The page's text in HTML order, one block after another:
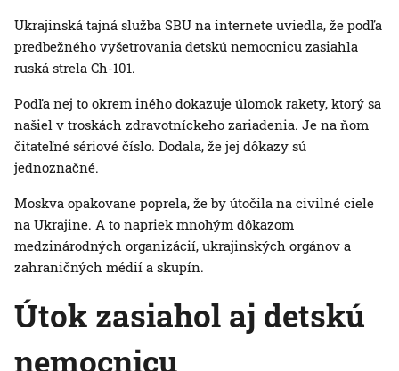
Ukrajinská tajná služba SBU na internete uviedla, že podľa
predbežného vyšetrovania detskú nemocnicu zasiahla
ruská strela Ch-101.
Podľa nej to okrem iného dokazuje úlomok rakety, ktorý sa
našiel v troskách zdravotníckeho zariadenia. Je na ňom
čitateľné sériové číslo. Dodala, že jej dôkazy sú
jednoznačné.
Moskva opakovane poprela, že by útočila na civilné ciele
na Ukrajine. A to napriek mnohým dôkazom
medzinárodných organizácií, ukrajinských orgánov a
zahraničných médií a skupín.
Útok zasiahol aj detskú
nemocnicu